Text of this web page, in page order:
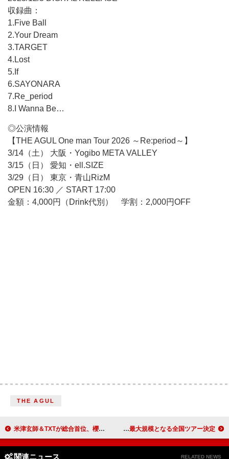
収録曲：
1.Five Ball
2.Your Dream
3.TARGET
4.Lost
5.If
6.SAYONARA
7.Re_period
8.I Wanna Be…
◎公演情報
【THE AGUL One man Tour 2026 ～Re:period～】
3/14（土） 大阪・Yogibo META VALLEY
3/15（日） 愛知・ell.SIZE
3/29（日） 東京・青山RizM
OPEN 16:30 ／ START 17:00
金額：4,000円（Drink代別） 学割：2,000円OFF
THE AGUL
米津玄師＆TXTが総合首位、櫻坂ハーフミリオン突破、「ダンスホール」8億突破：今週の邦楽まとめニュース 浜野はるき、1stフルアルバム11/26リリース＆自身最大規模となる全国ツアー決定
関連ニュース RELATED NEWS